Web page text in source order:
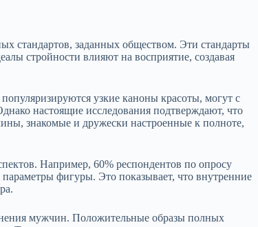
заданных обществом. Эти стандарты
стройности влияют на восприятие, создавая
узкие каноны красоты, могут с
настоящие исследования подтверждают, что
знакомые и дружески настроенные к полноте,
Например, 60% респондентов по опросу
параметры фигуры. Это показывает, что внутренние
мужчин. Положительные образы полных